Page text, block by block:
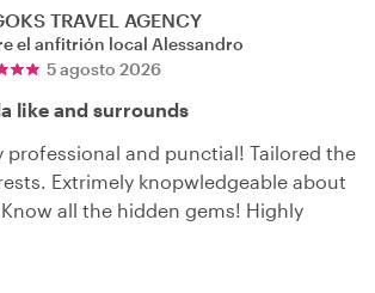
TRAVEL AGENCY
el anfitrión local Alessandro
5 agosto 2026
like and surrounds
professional and punctial! Tailored the
Extrimely knopwledgeable about
all the hidden gems! Highly